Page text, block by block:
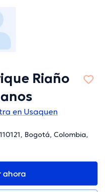
Riaño
en Usaquen
Bogotá, Colombia,
ahora